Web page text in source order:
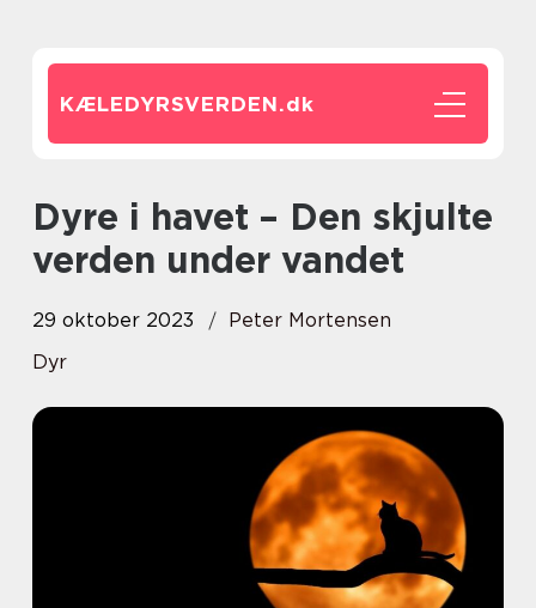
KÆLEDYRSVERDEN.dk
Dyre i havet – Den skjulte
verden under vandet
29 oktober 2023
Peter Mortensen
Dyr